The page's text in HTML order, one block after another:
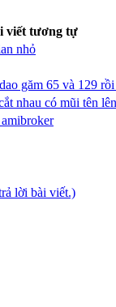
viết tương tự
nhỏ
găm 65 và 129
nhau có mũi tên
lời bài viết.)